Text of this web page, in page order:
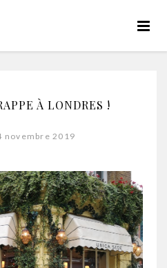
À LONDRES !
novembre 2019